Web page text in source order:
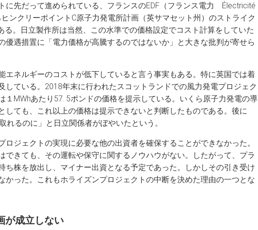
に先だって進められている、フランスのEDF（フランス電力 Électricité
ンクリーポイントC原子力発電所計画（英サマセット州）のストライク
る。日立製作所は当然、この水準での価格設定でコスト計算をしていた
優遇措置に「電力価格が高騰するのではないか」と大きな批判が寄せら
エネルギーのコストが低下していると言う事実もある。特に英国では着
している。2018年末に行われたスコットランドでの風力発電プロジェク
１MWhあたり57. 5ポンドの価格を提示している。いくら原子力発電の導
しても、これ以上の価格は提示できないと判断したものである。後に
れるのに」と日立関係者がぼやいたという。
ロジェクトの実現に必要な他の出資者を確保することができなかった。
できても、その運転や保守に関するノウハウがない。したがって、プラ
ち株を放出し、マイナー出資となる予定であった。しかしその引き受け
かった。これもホライズンプロジェクトの中断を決めた理由の一つとな
が成立しない